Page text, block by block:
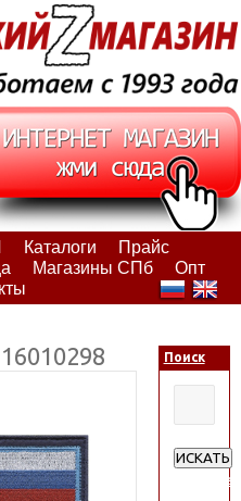
Каталоги
Прайс
Магазины СПб
Опт
Поиск
ИСКАТЬ